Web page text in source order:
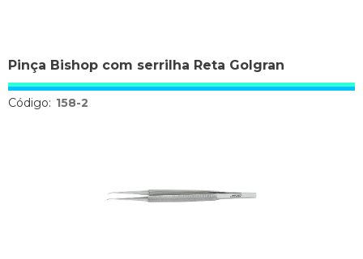
Pinça Bishop com serrilha Reta Golgran
Código: 158-2